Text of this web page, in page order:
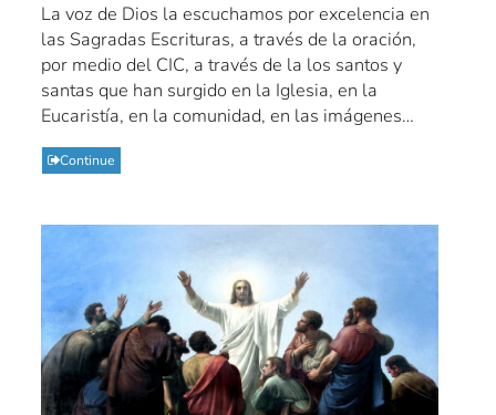
La voz de Dios la escuchamos por excelencia en
las Sagradas Escrituras, a través de la oración,
por medio del CIC, a través de la los santos y
santas que han surgido en la Iglesia, en la
Eucaristía, en la comunidad, en las imágenes…
Continue